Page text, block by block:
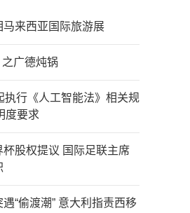
马来西亚国际旅游展
之广德炖锅
执行《人工智能法》相关规
度要求
杯股权提议 国际足联主席
“偷渡潮” 意大利指责西移